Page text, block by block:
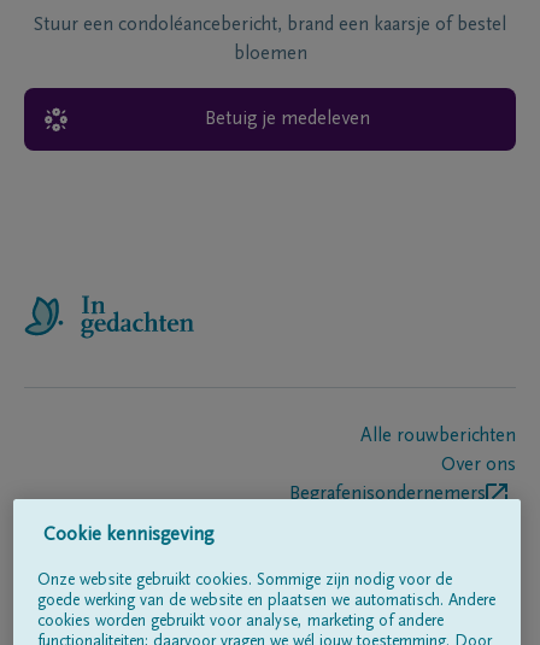
Stuur een condoléancebericht, brand een kaarsje of bestel
bloemen
Betuig je medeleven
Alle rouwberichten
Over ons
Begrafenisondernemers
Volg ons op
Cookie kennisgeving
Onze website gebruikt cookies. Sommige zijn nodig voor de
goede werking van de website en plaatsen we automatisch. Andere
cookies worden gebruikt voor analyse, marketing of andere